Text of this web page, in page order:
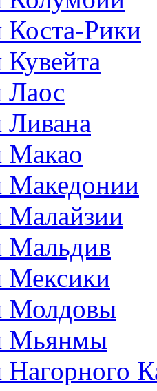
Рики
Молдовы
Мьянмы